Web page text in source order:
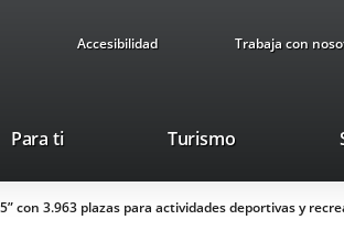
Accesibilidad Trabaja con
Para ti TurismoEste
se
abrirá
con 3.963 plazas para actividades deportivas y